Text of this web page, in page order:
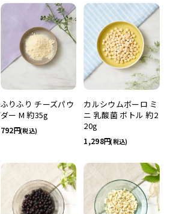
ふりふり チーズパウ
ダー M 約35g
792 (税込)
カルシウムボーロ ミ
ニ 乳酸菌 ボトル 約2
20g
1,298 (税込)